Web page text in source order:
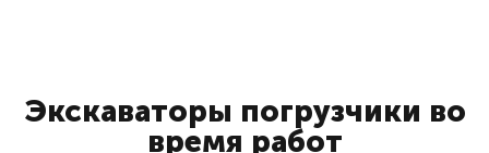
Экскаваторы погрузчики во
время работ